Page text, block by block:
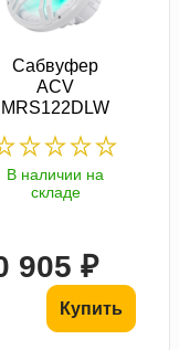
Сабвуфер
ACV
MRS122DLW
В наличии на
складе
905 ₽
Купить